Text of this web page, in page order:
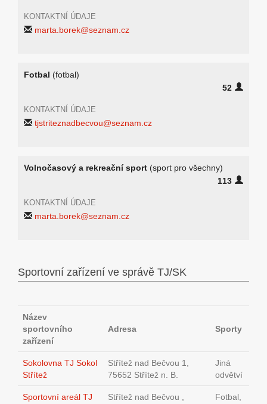
KONTAKTNÍ ÚDAJE
marta.borek@seznam.cz
Fotbal (fotbal)
52
KONTAKTNÍ ÚDAJE
tjstriteznadbecvou@seznam.cz
Volnočasový a rekreační sport (sport pro všechny)
113
KONTAKTNÍ ÚDAJE
marta.borek@seznam.cz
Sportovní zařízení ve správě TJ/SK
Název
sportovního
zařízení
Adresa Sporty
Sokolovna TJ Sokol
Střítež
Střítež nad Bečvou 1,
75652 Střítež n. B.
Jiná
odvětví
Sportovní areál TJ Střítež nad Bečvou , Fotbal,